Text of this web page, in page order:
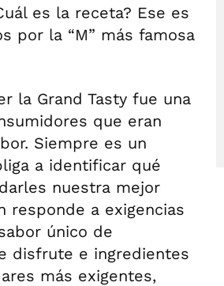
es la receta? Ese es
por la “M” más famosa
la Grand Tasty fue una
que eran
Siempre es un
a identificar qué
nuestra mejor
responde a exigencias
único de
disfrute e ingredientes
más exigentes,